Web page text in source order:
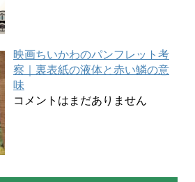
映画ちいかわのパンフレット考
察｜裏表紙の液体と赤い鱗の意
味
コメントはまだありません